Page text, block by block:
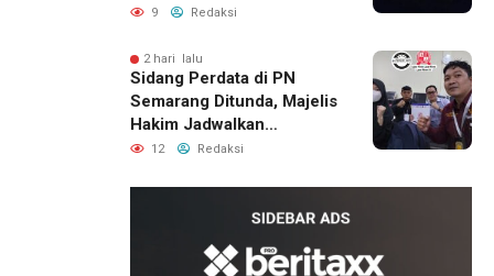
Permukiman Warga
9 Redaksi
2 hari lalu
Sidang Perdata di PN
Semarang Ditunda, Majelis
Hakim Jadwalkan
Pemanggilan Ulang BPR
12 Redaksi